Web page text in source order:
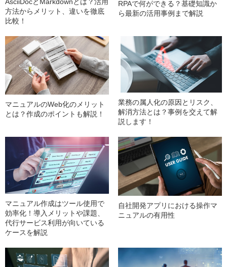
方法からメリット、違いを徹底
比較！
RPAで何ができる？基礎知識か
ら最新の活用事例まで解説
マニュアルのWeb化のメリット
とは？作成のポイントも解説！
業務の属人化の原因とリスク、
解消方法とは？事例を交えて解
説します！
マニュアル作成はツール使用で
効率化！導入メリットや課題、
代行サービス利用が向いている
ケースを解説
自社開発アプリにおける操作マ
ニュアルの有用性